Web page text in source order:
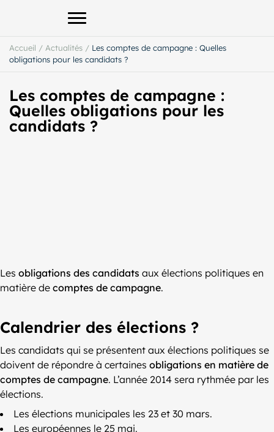
Afficher le menu principal
Accueil / Actualités / Les comptes de campagne : Quelles
obligations pour les candidats ?
Les comptes de campagne :
Quelles obligations pour les
candidats ?
Les obligations des candidats aux élections politiques en
matière de comptes de campagne.
Calendrier des élections ?
Les candidats qui se présentent aux élections politiques se
doivent de répondre à certaines obligations en matière de
comptes de campagne. L’année 2014 sera rythmée par les
élections.
Les élections municipales les 23 et 30 mars.
Les européennes le 25 mai.